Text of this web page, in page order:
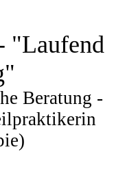
"Laufend
Beratung -